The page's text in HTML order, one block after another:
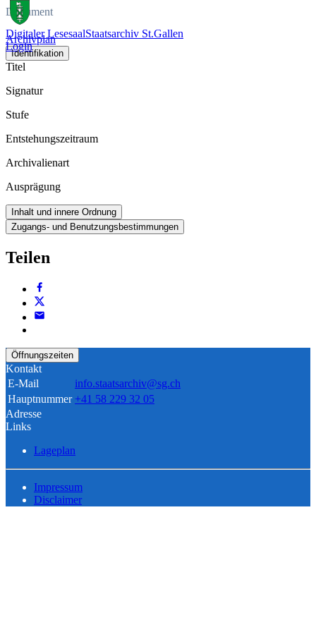
Digitaler LesesaalStaatsarchiv St.Gallen
Login
Dokument
Archivplan
Identifikation
Titel
Signatur
Stufe
Entstehungszeitraum
Archivalienart
Ausprägung
Inhalt und innere Ordnung
Zugangs- und Benutzungsbestimmungen
Teilen
Öffnungszeiten
Kontakt
E-Mail
info.staatsarchiv@sg.ch
Hauptnummer +41 58 229 32 05
Adresse
Links
Lageplan
Impressum
Disclaimer